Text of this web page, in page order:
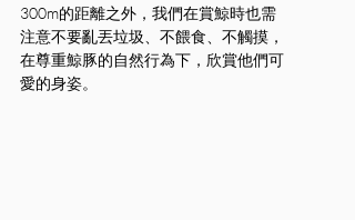
300m的距離之外，我們在賞鯨時也需
注意不要亂丟垃圾、不餵食、不觸摸，
在尊重鯨豚的自然行為下，欣賞他們可
愛的身姿。